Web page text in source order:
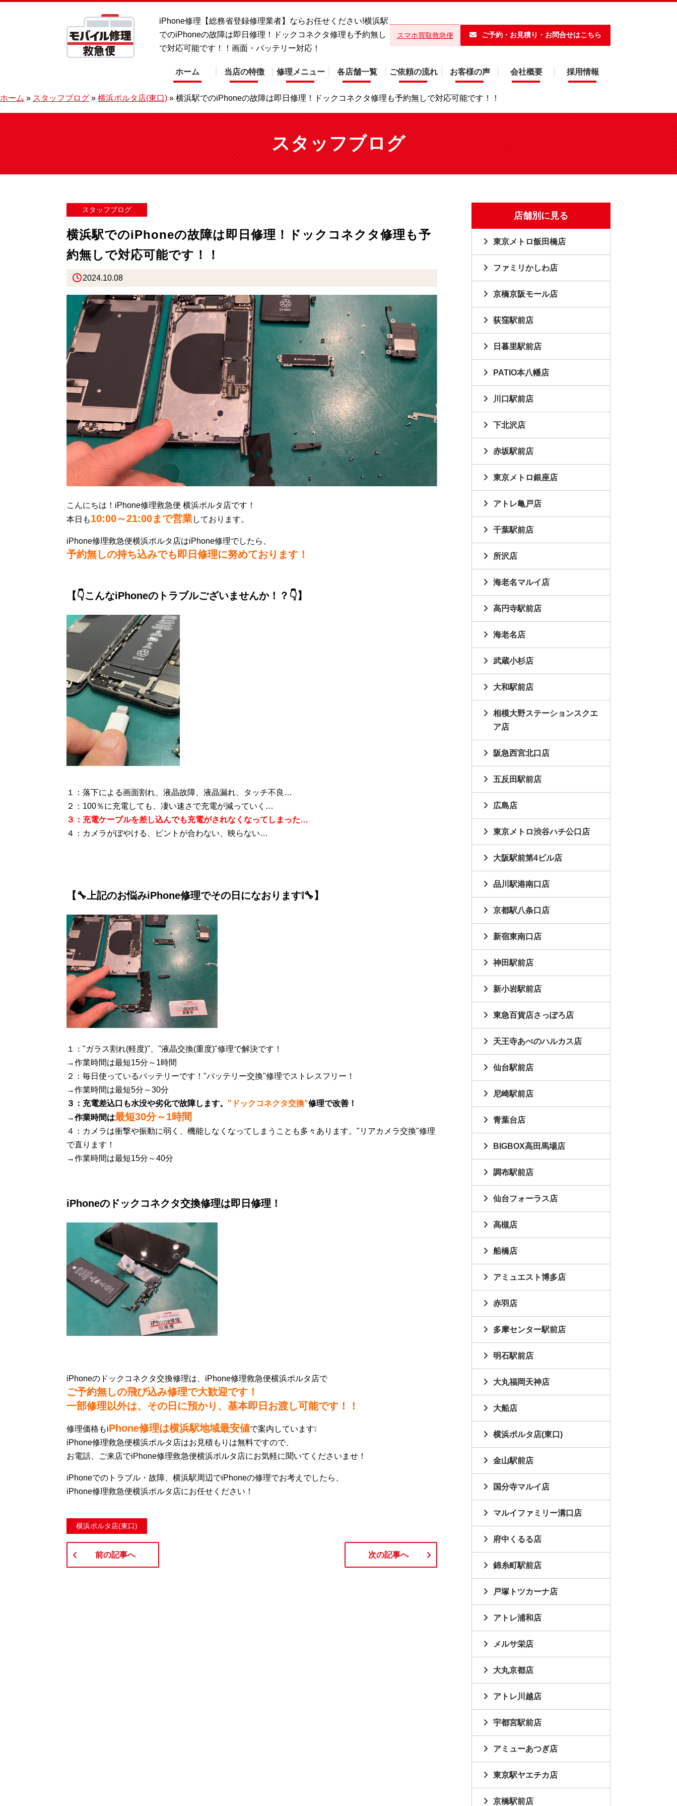
iPhone修理【総務省登録修理業者】ならお任せください!横浜駅
でのiPhoneの故障は即日修理！ドックコネクタ修理も予約無し
で対応可能です！！画面・バッテリー対応！
スマホ買取救急便 ご予約・お見積り・お問合せはこちら
ホーム 当店の特徴 修理メニュー 各店舗一覧 ご依頼の流れ お客様の声 会社概要 採用情報
ホーム » スタッフブログ » 横浜ポルタ店(東口) » 横浜駅でのiPhoneの故障は即日修理！ドックコネクタ修理も予約無しで対応可能です！！
スタッフブログ
スタッフブログ
横浜駅でのiPhoneの故障は即日修理！ドックコネクタ修理も予
約無しで対応可能です！！
2024.10.08
こんにちは！iPhone修理救急便 横浜ポルタ店です！
本日も10:00～21:00まで営業しております。
iPhone修理救急便横浜ポルタ店はiPhone修理でしたら、
予約無しの持ち込みでも即日修理に努めております！
【👇こんなiPhoneのトラブルございませんか！？👇】
１：落下による画面割れ、液晶故障、液晶漏れ、タッチ不良…
２：100％に充電しても、凄い速さで充電が減っていく…
３：充電ケーブルを差し込んでも充電がされなくなってしまった…
４：カメラがぼやける、ピントが合わない、映らない…
【🔧上記のお悩みiPhone修理でその日になおります❕🔧】
１："ガラス割れ(軽度)"、"液晶交換(重度)"修理で解決です！
→作業時間は最短15分～1時間
２：毎日使っているバッテリーです！"バッテリー交換"修理でストレスフリー！
→作業時間は最短5分～30分
３：充電差込口も水没や劣化で故障します。 "ドックコネクタ交換"修理で改善！
→作業時間は最短30分～1時間
４：カメラは衝撃や振動に弱く、機能しなくなってしまうことも多々あります。"リアカメラ交換"修理
で直ります！
→作業時間は最短15分～40分
iPhoneのドックコネクタ交換修理は即日修理！
iPhoneのドックコネクタ交換修理は、iPhone修理救急便横浜ポルタ店で
ご予約無しの飛び込み修理で大歓迎です！
一部修理以外は、その日に預かり、基本即日お渡し可能です！！
修理価格もiPhone修理は横浜駅地域最安値で案内しています❕
iPhone修理救急便横浜ポルタ店はお見積もりは無料ですので、
お電話、ご来店でiPhone修理救急便横浜ポルタ店にお気軽に聞いてくださいませ！
iPhoneでのトラブル・故障、横浜駅周辺でiPhoneの修理でお考えでしたら、
iPhone修理救急便横浜ポルタ店にお任せください！
横浜ポルタ店(東口)
前の記事へ 次の記事へ
店舗別に見る
東京メトロ飯田橋店
ファミリかしわ店
京橋京阪モール店
荻窪駅前店
日暮里駅前店
PATIO本八幡店
川口駅前店
下北沢店
赤坂駅前店
東京メトロ銀座店
アトレ亀戸店
千葉駅前店
所沢店
海老名マルイ店
高円寺駅前店
海老名店
武蔵小杉店
大和駅前店
相模大野ステーションスクエ
ア店
阪急西宮北口店
五反田駅前店
広島店
東京メトロ渋谷ハチ公口店
大阪駅前第4ビル店
品川駅港南口店
京都駅八条口店
新宿東南口店
神田駅前店
新小岩駅前店
東急百貨店さっぽろ店
天王寺あべのハルカス店
仙台駅前店
尼崎駅前店
青葉台店
BIGBOX高田馬場店
調布駅前店
仙台フォーラス店
高槻店
船橋店
アミュエスト博多店
赤羽店
多摩センター駅前店
明石駅前店
大丸福岡天神店
大船店
横浜ポルタ店(東口)
金山駅前店
国分寺マルイ店
マルイファミリー溝口店
府中くるる店
錦糸町駅前店
戸塚トツカーナ店
アトレ浦和店
メルサ栄店
大丸京都店
アトレ川越店
宇都宮駅前店
アミューあつぎ店
東京駅ヤエチカ店
京橋駅前店